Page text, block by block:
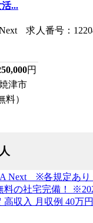
活...
求人番号：
円
津市
料）